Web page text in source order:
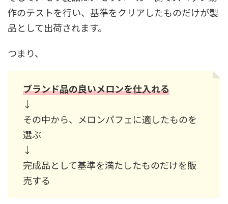
作のテストを行い、基準をクリアしたものだけが製
品として出荷されます。
つまり、
ブランド品の良いメロンを仕入れる
↓
その中から、メロンパフェに適したものを
選ぶ
↓
完成品として基準を満たしたものだけを販
売する